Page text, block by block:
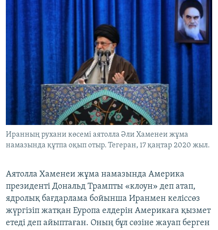
Иранның рухани көсемі аятолла Әли Хаменеи жұма
намазында құтпа оқып отыр. Тегеран, 17 қаңтар 2020 жыл.
Аятолла Хаменеи жұма намазында Америка
президенті Дональд Трампты «клоун» деп атап,
ядролық бағдарлама бойынша Иранмен келіссөз
жүргізіп жатқан Еуропа елдерін Америкаға қызмет
етеді деп айыптаған. Оның бұл сөзіне жауап берген